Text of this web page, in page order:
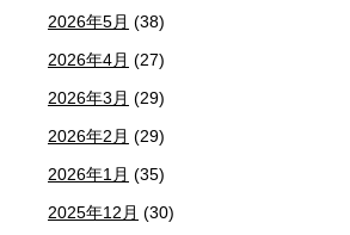
2026年5月 (38)
2026年4月 (27)
2026年3月 (29)
2026年2月 (29)
2026年1月 (35)
2025年12月 (30)